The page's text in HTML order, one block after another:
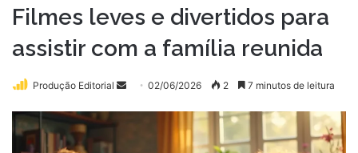
Filmes leves e divertidos para
assistir com a família reunida
Produção Editorial
Mande02/06/2026 2 7 minutos de leitura